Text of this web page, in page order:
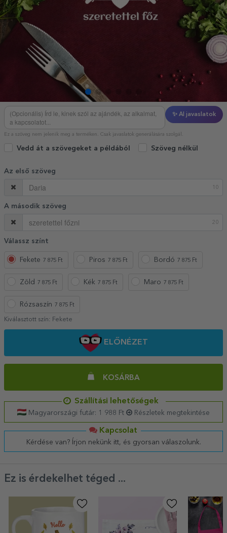
✨ AI javaslatok
Ez a szöveg nem jelenik meg a terméken. Csak javaslatok generálására szolgál.
Vedd át a szövegeket a példából Szöveg nélkül
Az első szöveg
10
A második szöveg
20
Válassz színt
Fekete 7 875 Ft Piros 7 875 Ft Bordó 7 875 Ft
Zöld 7 875 Ft Kék 7 875 Ft Maro 7 875 Ft
Rózsaszín 7 875 Ft
Kiválasztott szín: Fekete
ELŐNÉZET
KOSÁRBA
Szállítási lehetőségek
Magyarországi futár: 1 988 Ft Részletek megtekintése
Kapcsolat
Kérdése van? Írjon nekünk itt, és gyorsan válaszolunk.
Ez is érdekelhet téged ...